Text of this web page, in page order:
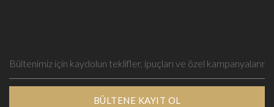
BÜLTENE KAYIT OL